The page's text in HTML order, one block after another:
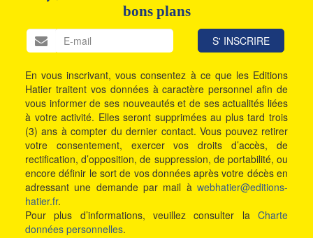
bons plans
En vous inscrivant, vous consentez à ce que les Editions
Hatier traitent vos données à caractère personnel afin de
vous informer de ses nouveautés et de ses actualités liées
à votre activité. Elles seront supprimées au plus tard trois
(3) ans à compter du dernier contact. Vous pouvez retirer
votre consentement, exercer vos droits d’accès, de
rectification, d’opposition, de suppression, de portabilité, ou
encore définir le sort de vos données après votre décès en
adressant une demande par mail à webhatier@editions-
hatier.fr.
Pour plus d’informations, veuillez consulter la Charte
données personnelles.